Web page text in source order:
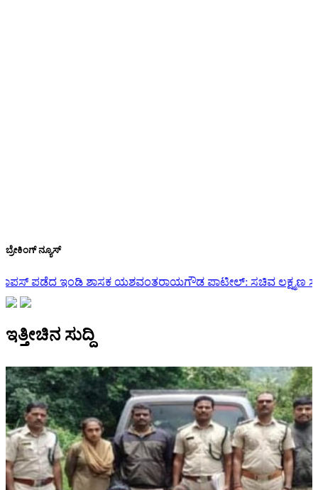
ಬ್ರೇಕಿಂಗ್ ನ್ಯೂಸ್
ಪಾಟೀಲ್: ಸಚಿವ ಲಕ್ಷ್ಮಣ ಸವದಿ…ರಾಜ್ಯ ಸಂಪುಟ ವಿಸ್ತರಣೆ |
ಇತ್ತೀಚಿನ ಸುದ್ದಿ